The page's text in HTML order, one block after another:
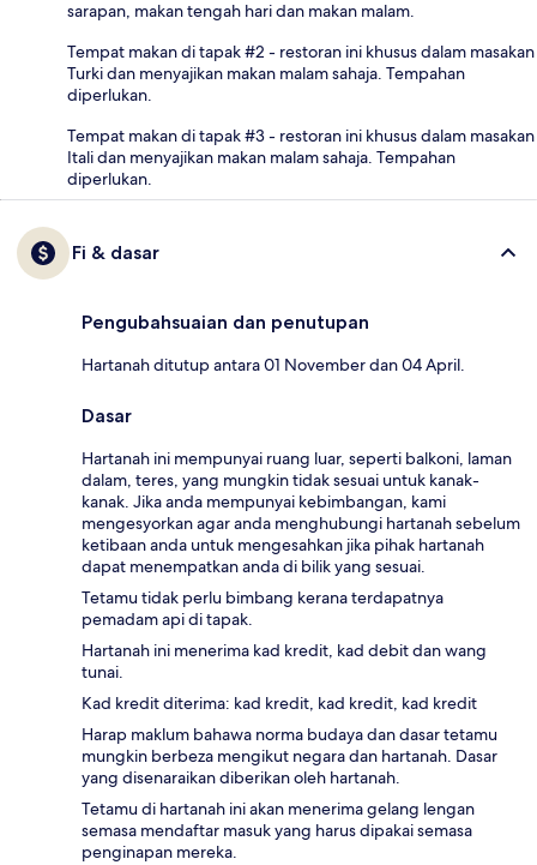
sarapan, makan tengah hari dan makan malam.
Tempat makan di tapak #2 - restoran ini khusus dalam masakan
Turki dan menyajikan makan malam sahaja. Tempahan
diperlukan.
Tempat makan di tapak #3 - restoran ini khusus dalam masakan
Itali dan menyajikan makan malam sahaja. Tempahan
diperlukan.
Fi & dasar
Pengubahsuaian dan penutupan
Hartanah ditutup antara 01 November dan 04 April.
Dasar
Hartanah ini mempunyai ruang luar, seperti balkoni, laman
dalam, teres, yang mungkin tidak sesuai untuk kanak-
kanak. Jika anda mempunyai kebimbangan, kami
mengesyorkan agar anda menghubungi hartanah sebelum
ketibaan anda untuk mengesahkan jika pihak hartanah
dapat menempatkan anda di bilik yang sesuai.
Tetamu tidak perlu bimbang kerana terdapatnya
pemadam api di tapak.
Hartanah ini menerima kad kredit, kad debit dan wang
tunai.
Kad kredit diterima: kad kredit, kad kredit, kad kredit
Harap maklum bahawa norma budaya dan dasar tetamu
mungkin berbeza mengikut negara dan hartanah. Dasar
yang disenaraikan diberikan oleh hartanah.
Tetamu di hartanah ini akan menerima gelang lengan
semasa mendaftar masuk yang harus dipakai semasa
penginapan mereka.